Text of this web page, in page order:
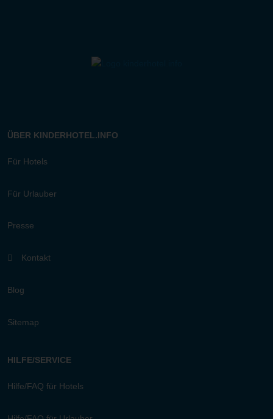
ÜBER KINDERHOTEL.INFO
Für Hotels
Für Urlauber
Presse
Kontakt
Blog
Sitemap
HILFE/SERVICE
Hilfe/FAQ für Hotels